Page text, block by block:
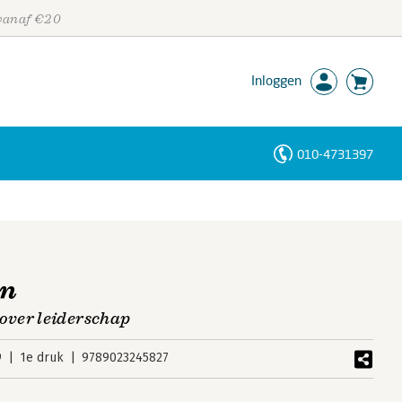
€20
Inloggen
010-4731397
leiderschap
1e druk 9789023245827
Personen